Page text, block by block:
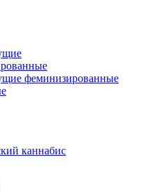
феминизированные
каннабис